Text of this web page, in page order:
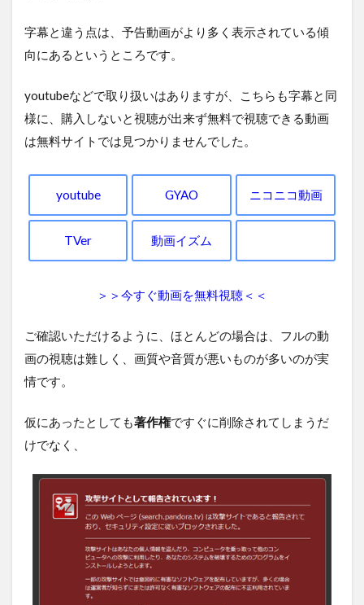
字幕と違う点は、予告動画がより多く表示されている傾
向にあるというところです。
youtubeなどで取り扱いはありますが、こちらも字幕と同
様に、購入しないと視聴が出来ず無料で視聴できる動画
は無料サイトでは見つかりませんでした。
youtube GYAO ニコニコ動画
TVer 動画イズム
＞＞今すぐ動画を無料視聴＜＜
ご確認いただけるように、ほとんどの場合は、フルの動
画の視聴は難しく、画質や音質が悪いものが多いのが実
情です。
仮にあったとしても著作権ですぐに削除されてしまうだ
けでなく、